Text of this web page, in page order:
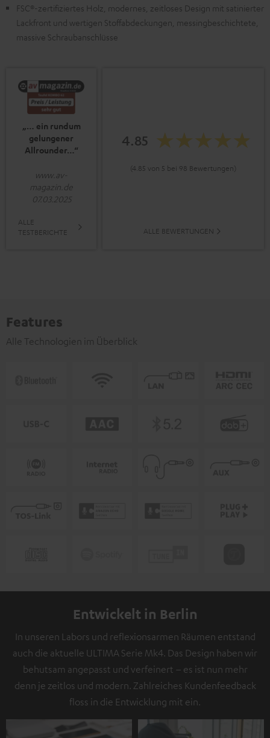
FSC®-zertifiziertes Holz, modernes, zeitloses Design mit satinierter
Lackfront und wertigen Stoffabdeckungen, messingbeschichtete,
massive Schraubanschlüsse
„… ein rundum
gelungener
Allrounder…“
www.av-
magazin.de
07.03.2025
ALLE
TESTBERICHTE
4.85
(4.85 von 5 bei 98 Bewertungen)
ALLE BEWERTUNGEN
Features
Alle Technologien im Überblick
Entwickelt in Berlin
In unseren Labors und reflexionsarmen Räumen entstand
auch die aktuelle ULTIMA Serie Mk4. Das Design haben wir
behutsam angepasst und verfeinert – es ist nun mehr
denn je zeitlos und modern. Zahlreiches Kundenfeedback
floss in die Entwicklung mit ein.